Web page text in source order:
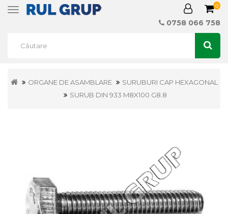
Toggle
0
0758 066 758
ORGANE DE ASAMBLARE
SURUBURI CAP HEXAGONAL
SURUB DIN 933 M8X100 G8.8